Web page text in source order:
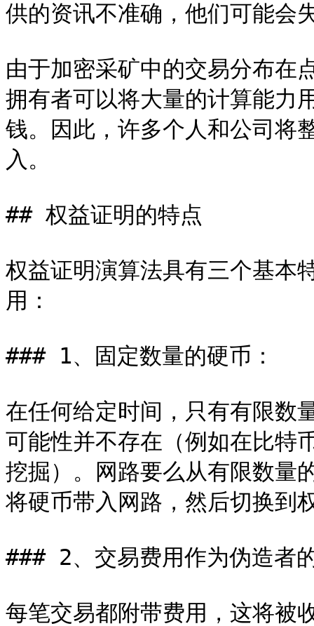
供的资讯不准确，他们可能会
由于加密采矿中的交易分布在
拥有者可以将大量的计算能力
钱。因此，许多个人和公司将
入。
## 权益证明的特点
权益证明演算法具有三个基本
用：
### 1、固定数量的硬币：
在任何给定时间，只有有限数
可能性并不存在（例如在比特
挖掘）。网路要么从有限数量
将硬币带入网路，然后切换到
### 2、交易费用作为伪造者
每笔交易都附带费用，这将被